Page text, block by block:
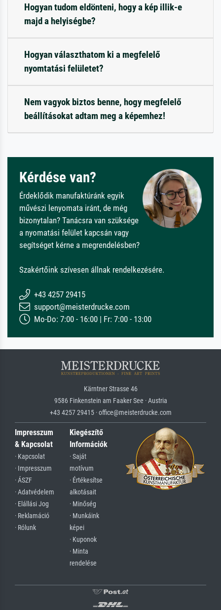
Hogyan tudom eldönteni, hogy a kép illik-e
majd a helyiségbe?
Hogyan választhatom ki a megfelelő
nyomtatási felületet?
Nem vagyok biztos benne, hogy megfelelő
beállításokat adtam meg a képemhez!
Kérdése van?
Érdeklődik manufaktúránk egyik
művészi lenyomata iránt, de még
bizonytalan? Tanácsra van szüksége
a nyomatási felület kapcsán vagy
segítséget kérne a megrendelésben?
Szakértőink szívesen állnak rendelkezésére.
+43 4257 29415
support@meisterdrucke.com
Mo-Do: 7:00 - 16:00 | Fr: 7:00 - 13:00
Kärntner Strasse 46
9586 Finkenstein am Faaker See · Austria
+43 4257 29415 · office@meisterdrucke.com
Impresszum
& Kapcsolat
· Kapcsolat
· Impresszum
· ÁSZF
· Adatvédelem
· Elállási Jog
· Reklamáció
· Rólunk
Kiegészítő
Információk
· Saját
motívum
· Értékesítse
alkotásait
· Minőség
· Munkáink
képei
· Kuponok
· Minta
rendelése